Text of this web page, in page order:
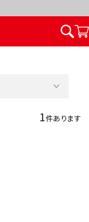
1件あります